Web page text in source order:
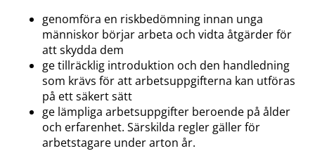
genomföra en riskbedömning innan unga
människor börjar arbeta och vidta åtgärder för
att skydda dem
ge tillräcklig introduktion och den handledning
som krävs för att arbetsuppgifterna kan utföras
på ett säkert sätt
ge lämpliga arbetsuppgifter beroende på ålder
och erfarenhet. Särskilda regler gäller för
arbetstagare under arton år.